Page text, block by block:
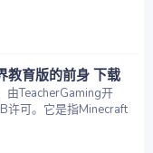
教育版的前身 下载
由TeacherGaming开
许可。它是指Minecraft